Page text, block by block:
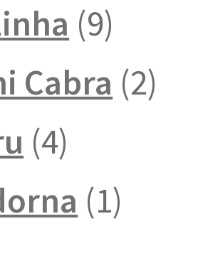
99
Cabra 22
44
produtos
11